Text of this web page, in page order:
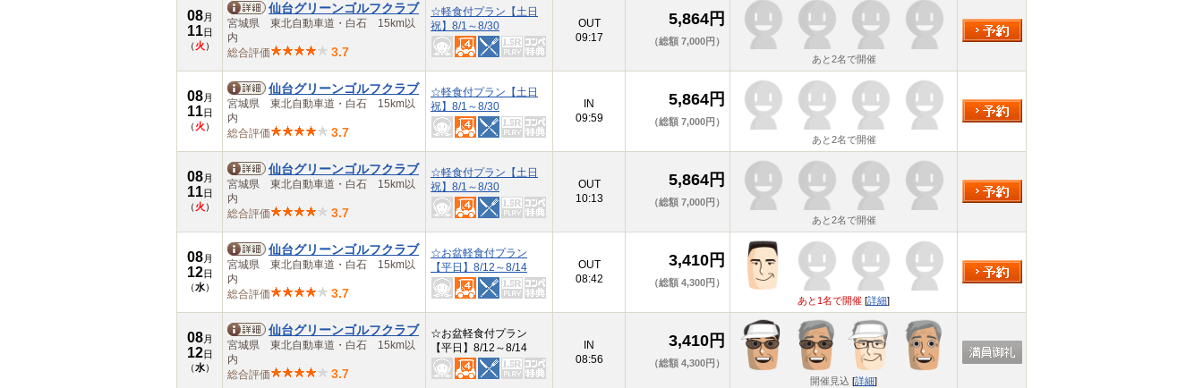
08月
11日
（ 火 ）
仙台グリーンゴルフクラブ
宮城県 東北自動車道・白石 15km以
内
総合評価
3.7
☆軽食付プラン【土日
祝】8/1～8/30
OUT
09:17
5,864円
（総額 7,000円）
あと2名で開催
08月
11日
（火）
仙台グリーンゴルフクラブ
宮城県 東北自動車道・白石 15km以
内
総合評価
3.7
☆軽食付プラン【土日
祝】8/1～8/30
IN
09:59
5,864円
（総額 7,000円）
あと2名で開催
08月
11日
（ 火 ）
仙台グリーンゴルフクラブ
宮城県 東北自動車道・白石 15km以
内
総合評価
3.7
☆軽食付プラン【土日
祝】8/1～8/30
OUT
10:13
5,864円
（総額 7,000円）
あと2名で開催
08月
12日
（水）
仙台グリーンゴルフクラブ
宮城県 東北自動車道・白石 15km以
内
総合評価
3.7
☆お盆軽食付プラン
【平日】8/12～8/14
OUT
08:42
3,410円
（総額 4,300円）
あと1名で開催 [詳細]
08月
12日
（水）
仙台グリーンゴルフクラブ
宮城県 東北自動車道・白石 15km以
内
総合評価
3.7
☆お盆軽食付プラン
【平日】8/12～8/14
IN
08:56
3,410円
（総額 4,300円）
開催見込 [詳細]